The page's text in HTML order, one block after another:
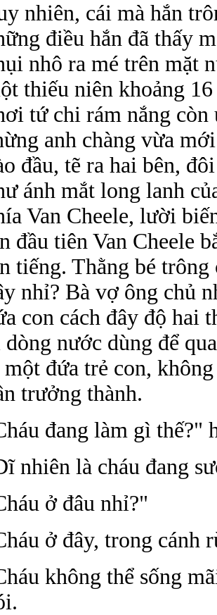
nhiên, cái mà hắn
điều hắn đã thấy
nhô ra mé trên mặt
thiếu niên khoảng
tứ chi rám nắng
anh chàng vừa
đầu, tẽ ra hai bên,
ánh mắt long lanh
Van Cheele, lười
đầu tiên Van Cheele
tiếng. Thằng bé trông
nhỉ? Bà vợ ông chủ
con cách đây độ hai
dòng nước dùng để
đứa trẻ con,
trưởng thành.
đang làm gì thế?"
nhiên là cháu đang
ở đâu nhỉ?"
ở đây, trong cánh
không thể sống